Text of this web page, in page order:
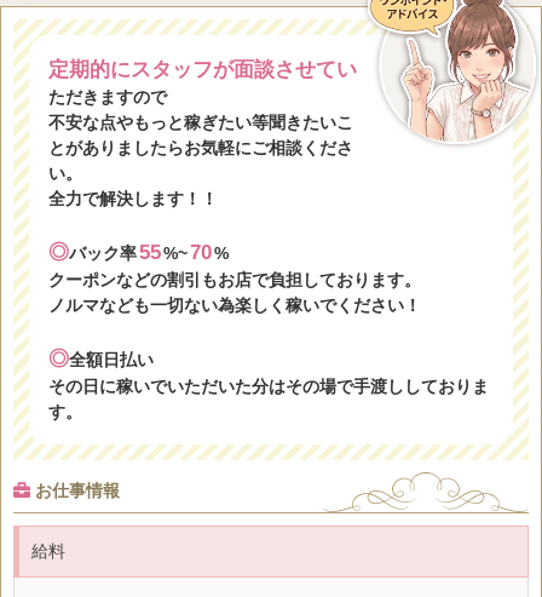
定期的にスタッフが面談させてい
ただきますので
不安な点やもっと稼ぎたい等聞きたいこ
とがありましたらお気軽にご相談くださ
い。
全力で解決します！！
◎バック率55%~70%
クーポンなどの割引もお店で負担しております。
ノルマなども一切ない為楽しく稼いでください！
◎全額日払い
その日に稼いでいただいた分はその場で手渡ししておりま
す。
お仕事情報
給料